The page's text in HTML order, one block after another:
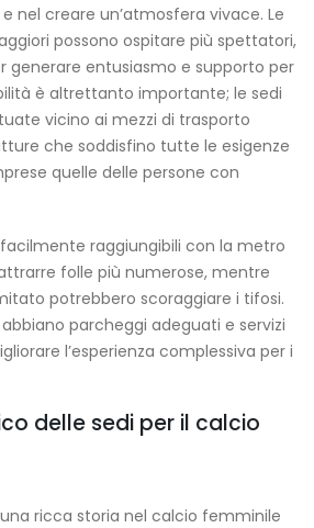
nel creare un’atmosfera vivace. Le
possono ospitare più spettatori,
generare entusiasmo e supporto per
è altrettanto importante; le sedi
vicino ai mezzi di trasporto
che soddisfino tutte le esigenze
quelle delle persone con
raggiungibili con la metro
folle più numerose, mentre
potrebbero scoraggiare i tifosi.
parcheggi adeguati e servizi
l’esperienza complessiva per i
delle sedi per il calcio
ricca storia nel calcio femminile